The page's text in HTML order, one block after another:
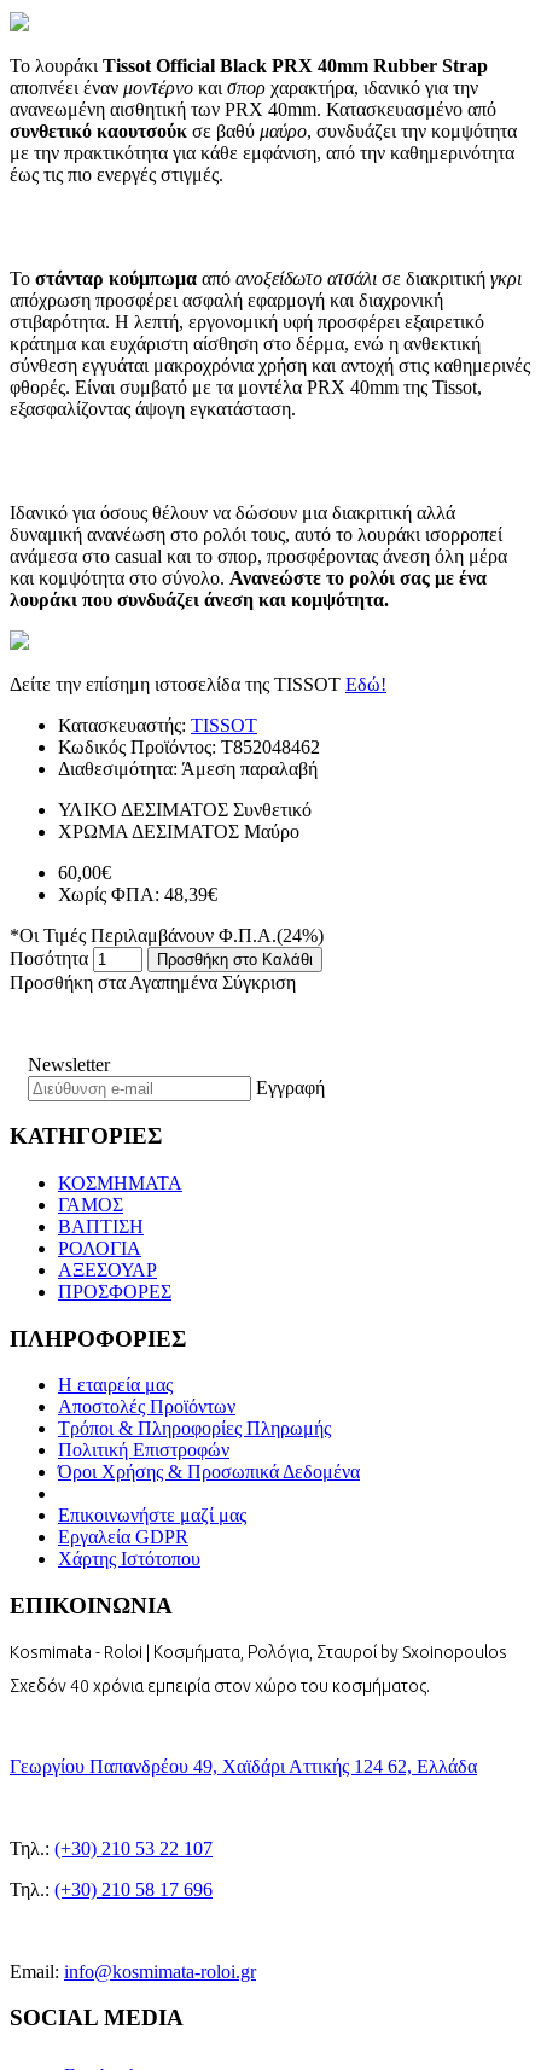
Το λουράκι Tissot Official Black PRX 40mm Rubber Strap
αποπνέει έναν μοντέρνο και σπορ χαρακτήρα, ιδανικό για την
ανανεωμένη αισθητική των PRX 40mm. Κατασκευασμένο από
συνθετικό καουτσούκ σε βαθύ μαύρο, συνδυάζει την κομψότητα
με την πρακτικότητα για κάθε εμφάνιση, από την καθημερινότητα
έως τις πιο ενεργές στιγμές.
Το στάνταρ κούμπωμα από ανοξείδωτο ατσάλι σε διακριτική γκρι
απόχρωση προσφέρει ασφαλή εφαρμογή και διαχρονική
στιβαρότητα. Η λεπτή, εργονομική υφή προσφέρει εξαιρετικό
κράτημα και ευχάριστη αίσθηση στο δέρμα, ενώ η ανθεκτική
σύνθεση εγγυάται μακροχρόνια χρήση και αντοχή στις καθημερινές
φθορές. Είναι συμβατό με τα μοντέλα PRX 40mm της Tissot,
εξασφαλίζοντας άψογη εγκατάσταση.
Ιδανικό για όσους θέλουν να δώσουν μια διακριτική αλλά
δυναμική ανανέωση στο ρολόι τους, αυτό το λουράκι ισορροπεί
ανάμεσα στο casual και το σπορ, προσφέροντας άνεση όλη μέρα
και κομψότητα στο σύνολο. Ανανεώστε το ρολόι σας με ένα
λουράκι που συνδυάζει άνεση και κομψότητα.
Δείτε την επίσημη ιστοσελίδα της TISSOT Εδώ!
Κατασκευαστής: TISSOT
Κωδικός Προϊόντος: T852048462
Διαθεσιμότητα: Άμεση παραλαβή
ΥΛΙΚΟ ΔΕΣΙΜΑΤΟΣ Συνθετικό
ΧΡΩΜΑ ΔΕΣΙΜΑΤΟΣ Μαύρο
60,00€
Χωρίς ΦΠΑ: 48,39€
*Οι Τιμές Περιλαμβάνουν Φ.Π.Α.(24%)
Ποσότητα
Προσθήκη στο Καλάθι
Προσθήκη στα Αγαπημένα Σύγκριση
Newsletter
Εγγραφή
ΚΑΤΗΓΟΡΙΕΣ
ΚΟΣΜΗΜΑΤΑ
ΓΑΜΟΣ
ΒΑΠΤΙΣΗ
ΡΟΛΟΓΙΑ
ΑΞΕΣΟΥΑΡ
ΠΡΟΣΦΟΡΕΣ
ΠΛΗΡΟΦΟΡΙΕΣ
Η εταιρεία μας
Αποστολές Προϊόντων
Τρόποι & Πληροφορίες Πληρωμής
Πολιτική Επιστροφών
Όροι Χρήσης & Προσωπικά Δεδομένα
Επικοινωνήστε μαζί μας
Εργαλεία GDPR
Χάρτης Ιστότοπου
ΕΠΙΚΟΙΝΩΝΙΑ
Kosmimata - Roloi | Κοσμήματα, Ρολόγια, Σταυροί by Sxoinopoulos
Σχεδόν 40 χρόνια εμπειρία στον χώρο του κοσμήματος.
Γεωργίου Παπανδρέου 49, Χαϊδάρι Αττικής 124 62, Ελλάδα
Τηλ.: (+30) 210 53 22 107
Τηλ.: (+30) 210 58 17 696
Email: info@kosmimata-roloi.gr
SOCIAL MEDIA